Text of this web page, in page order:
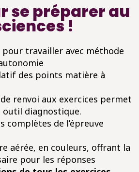
se préparer au
!
pour travailler avec méthode
des points matière à
renvoi aux exercices permet
outil diagnostique.
complètes de l’épreuve
aérée, en couleurs, offrant la
pour les réponses